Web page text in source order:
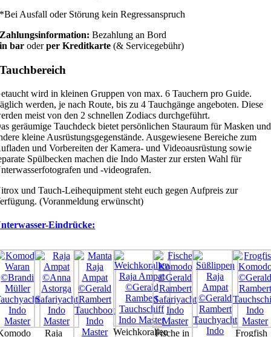
*Bei Ausfall oder Störung kein Regressanspruch
Zahlungsinformation: Bezahlung an Bord
in baroderper Kreditkarte (& Servicegebühr)
Tauchbereich
wird in kleinen Gruppen von max. 6 Tauchern pro Guide.
werden, je nach Route, bis zu 4 Tauchgänge angeboten. Diese
meist von den 2 schnellen Zodiacs durchgeführt.
geräumige Tauchdeck bietet persönlichen Stauraum für Masken und
kleine Ausrüstungsgegenstände. Ausgewiesene Bereiche zum
und Vorbereiten der Kamera- und Videoausrüstung sowie
Spülbecken machen die Indo Master zur ersten Wahl für
und -videografen.
und Tauch-Leihequipment steht euch gegen Aufpreis zur
(Voranmeldung erwünscht)
Eindrücke:
Raja WeichkorallenFische in Frogfish